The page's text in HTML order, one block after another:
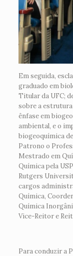
Em seguida,
graduado em
Titular da UFC;
sobre a
ênfase em
ambiental, e o
biogeoquímica
Patrono o
Mestrado em
Química pela
Rutgers
cargos
Química,
Química
Vice-Reitor e
Para conduzir a